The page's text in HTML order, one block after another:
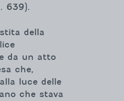
639).
della
da un atto
che,
luce delle
che stava